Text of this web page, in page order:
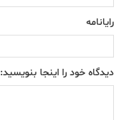
رایانامه
دیدگاه خود را اینجا بنویسید: